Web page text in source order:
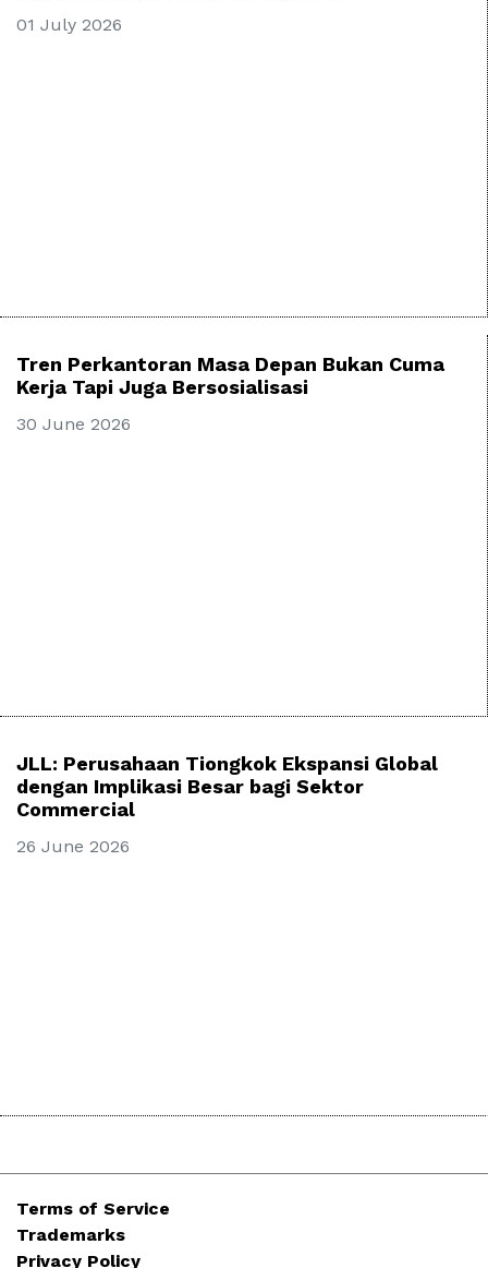
01 July 2026
Tren Perkantoran Masa Depan Bukan Cuma
Kerja Tapi Juga Bersosialisasi
30 June 2026
JLL: Perusahaan Tiongkok Ekspansi Global
dengan Implikasi Besar bagi Sektor
Commercial
26 June 2026
Terms of Service
Trademarks
Privacy Policy